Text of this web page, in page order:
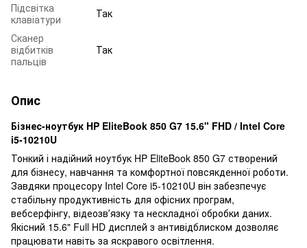
Підсвітка
клавіатури
Так
Сканер
відбитків
пальців
Так
Опис
Бізнес-ноутбук HP EliteBook 850 G7 15.6" FHD / Intel Core
i5-10210U
Тонкий і надійний ноутбук HP EliteBook 850 G7 створений
для бізнесу, навчання та комфортної повсякденної роботи.
Завдяки процесору Intel Core i5-10210U він забезпечує
стабільну продуктивність для офісних програм,
вебсерфінгу, відеозвʼязку та нескладної обробки даних.
Якісний 15.6" Full HD дисплей з антивідблиском дозволяє
працювати навіть за яскравого освітлення.